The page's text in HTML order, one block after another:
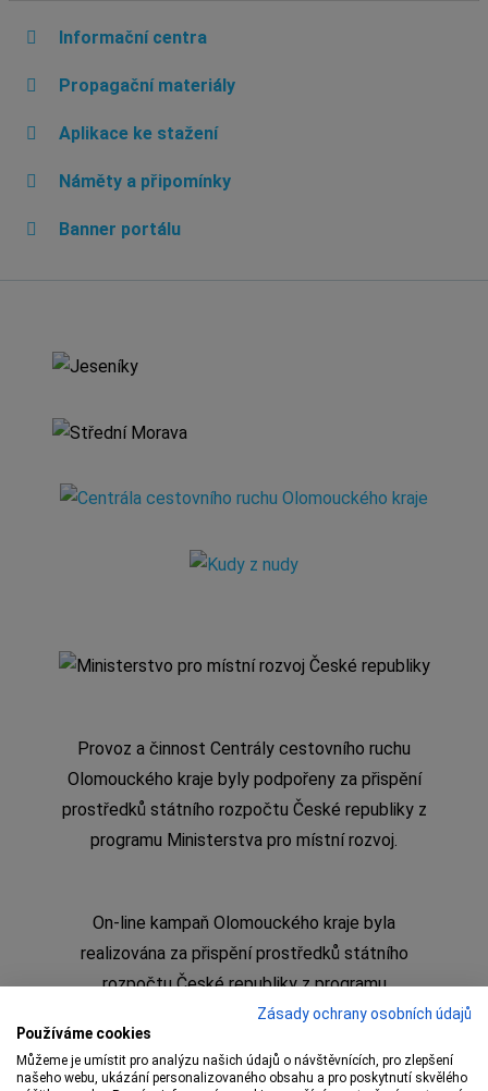
Informační centra
Propagační materiály
Aplikace ke stažení
Náměty a připomínky
Banner portálu
Provoz a činnost Centrály cestovního ruchu
Olomouckého kraje byly podpořeny za přispění
prostředků státního rozpočtu České republiky z
programu Ministerstva pro místní rozvoj.
On-line kampaň Olomouckého kraje byla
realizována za přispění prostředků státního
rozpočtu České republiky z programu
Ministerstva pro místní rozvojZásady ochrany osobních údajů
Používáme cookies
Můžeme je umístit pro analýzu našich údajů o návštěvnících, pro zlepšení
našeho webu, ukázání personalizovaného obsahu a pro poskytnutí skvělého